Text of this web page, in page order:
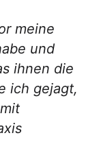
meine
und
ihnen die
ich gejagt,